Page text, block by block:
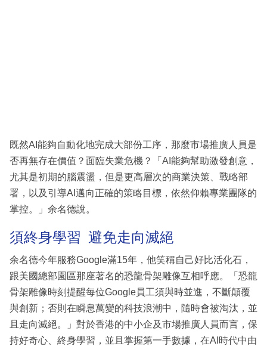
既然AI能夠自動化地完成大部份工序，那麼市場推廣人員是
否再無存在價值？面臨失業危機？「AI能夠幫助激發創意，
尤其是初期的腦震盪，但是更高層次的商業決策、戰略部
署，以及引導AI邁向正確的策略目標，依然仰賴專業團隊的
掌控。」余名德說。
須終身學習 避免走向滅絕
余名德今年服務Google滿15年，他笑稱自己好比活化石，
跟美國總部園區那座著名的恐龍骨架雕像互相呼應。「恐龍
骨架雕像時刻提醒每位Google員工須與時並進，不斷顛覆
與創新；否則在瞬息萬變的科技浪潮中，隨時會被淘汰，並
且走向滅絕。」對於香港的中小企及市場推廣人員而言，保
持好奇心、終身學習，並且掌握第一手數據，在AI時代中由